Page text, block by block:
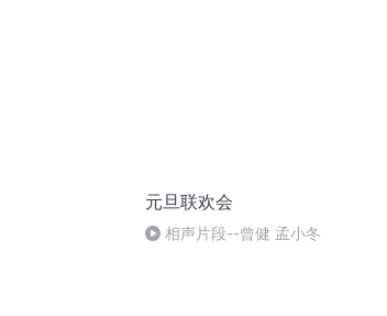
元旦联欢会
相声片段--曾健 孟小冬